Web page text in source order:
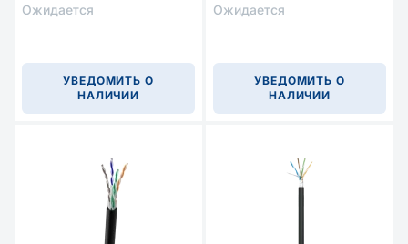
Ожидается
УВЕДОМИТЬ О
НАЛИЧИИ
Ожидается
УВЕДОМИТЬ О
НАЛИЧИИ